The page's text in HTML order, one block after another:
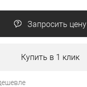
Запросить цену
Купить в 1 клик